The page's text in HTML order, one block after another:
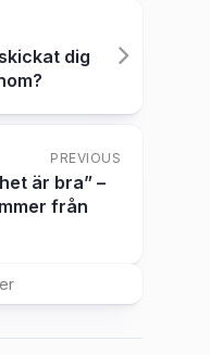
dig
PREVIOUS
är bra” –
från